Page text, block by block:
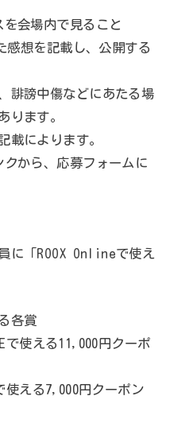
を会場内で見ること
感想を記載し、公開する
誹謗中傷などにあたる場
ります。
載によります。
クから、応募フォームに
に「ROOX Onlineで使え
各賞
で使える11,000円クーポ
使える7,000円クーポン